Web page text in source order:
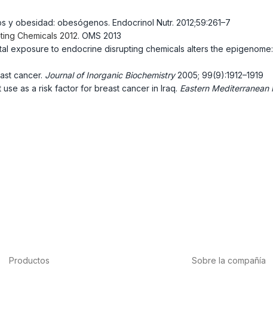
y obesidad: obesógenos. Endocrinol Nutr. 2012;59:261–7
Chemicals 2012. OMS 2013
exposure to endocrine disrupting chemicals alters the
cancer. Journal of Inorganic Biochemistry2005; 99(9):1912–1919
use as a risk factor for breast cancer in Iraq. Eastern Mediterranean
Productos Sobre la compañía